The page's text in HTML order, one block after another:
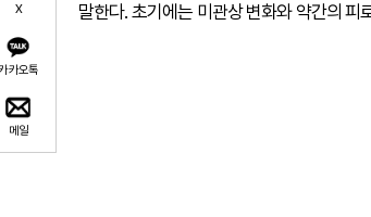
X
카오톡
메일
말한다. 초기에는 미관상 변화와 약간의 피